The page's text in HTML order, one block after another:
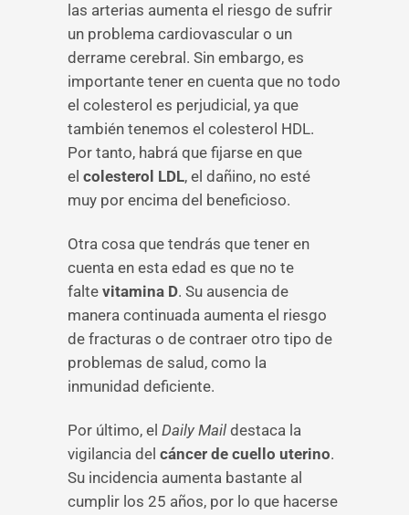
las arterias aumenta el riesgo de sufrir
un problema cardiovascular o un
derrame cerebral. Sin embargo, es
importante tener en cuenta que no todo
el colesterol es perjudicial, ya que
también tenemos el colesterol HDL.
Por tanto, habrá que fijarse en que
el colesterol LDL, el dañino, no esté
muy por encima del beneficioso.
Otra cosa que tendrás que tener en
cuenta en esta edad es que no te
falte vitamina D. Su ausencia de
manera continuada aumenta el riesgo
de fracturas o de contraer otro tipo de
problemas de salud, como la
inmunidad deficiente.
Por último, el Daily Mail destaca la
vigilancia del cáncer de cuello uterino.
Su incidencia aumenta bastante al
cumplir los 25 años, por lo que hacerse